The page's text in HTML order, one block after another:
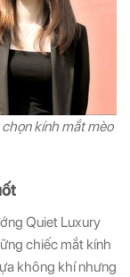
kính mắt mèo
Quiet Luxury
chiếc mắt kính
không khí nhưng